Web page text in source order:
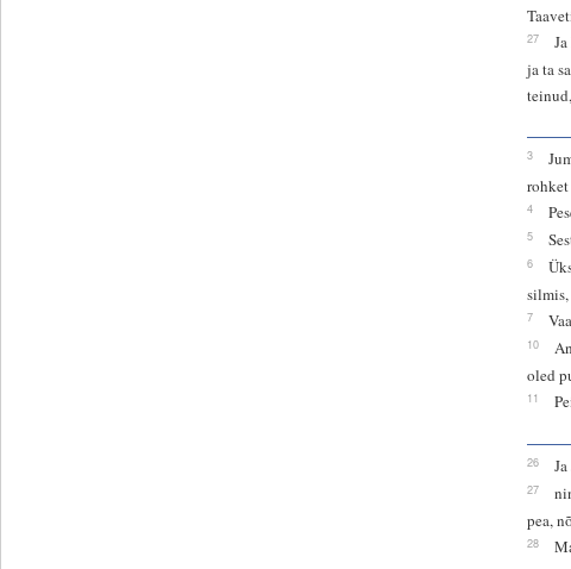
27
ja ta
3
4
5
6
silmis,
7
10
oled
11
26
27
pea,
28